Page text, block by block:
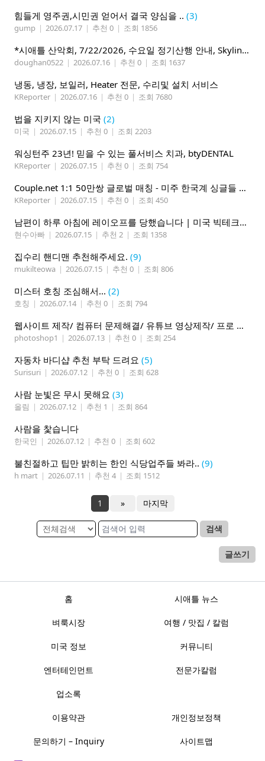
힘들게 영주권,시민권 얻어서 결국 양심을 .. (3)
gump | 2026.07.17 | 추천 0 | 조회 1856
*시애틀 산악회, 7/22/2026, 수요일 정기산행 안내, Skyline Trail Loop(Mt. Rainier)*
doughan0522 | 2026.07.16 | 추천 0 | 조회 1637
냉동, 냉장, 보일러, Heater 전문, 수리및 설치 서비스
KReporter | 2026.07.16 | 추천 0 | 조회 7680
법을 지키지 않는 미국 (2)
미국 | 2026.07.15 | 추천 0 | 조회 2203
워싱턴주 23년! 믿을 수 있는 풀서비스 치과, btyDENTAL
KReporter | 2026.07.15 | 추천 0 | 조회 754
Couple.net 1:1 50만쌍 글로벌 매칭 - 미주 한국계 싱글들 모이세요
KReporter | 2026.07.15 | 추천 0 | 조회 450
남편이 하루 아침에 레이오프를 당했습니다 | 미국 빅테크의 현실
현수아빠 | 2026.07.15 | 추천 2 | 조회 1358
집수리 핸디맨 추천해주세요. (9)
mukilteowa | 2026.07.15 | 추천 0 | 조회 806
미스터 호칭 조심해서... (2)
호칭 | 2026.07.14 | 추천 0 | 조회 794
웹사이트 제작/ 컴퓨터 문제해결/ 유튜브 영상제작/ 프로 사진촬영
photoshop1 | 2026.07.13 | 추천 0 | 조회 254
자동차 바디샵 추천 부탁 드려요 (5)
Surisuri | 2026.07.12 | 추천 0 | 조회 628
사람 눈빛은 무시 못해요 (3)
올림 | 2026.07.12 | 추천 1 | 조회 864
사람을 찿습니다
한국인 | 2026.07.12 | 추천 0 | 조회 602
불친절하고 팁만 밝히는 한인 식당업주들 봐라.. (9)
h mart | 2026.07.11 | 추천 4 | 조회 1512
1 » 마지막
검색
글쓰기
홈 시애틀 뉴스
벼룩시장 여행 / 맛집 / 칼럼
미국 정보 커뮤니티
엔터테인먼트 전문가칼럼
업소록
이용약관 개인정보정책
문의하기 – Inquiry 사이트맵